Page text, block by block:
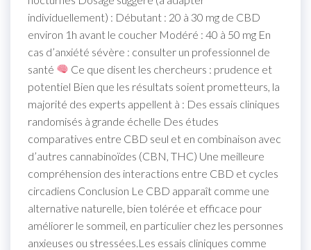
individuellement) : Débutant : 20 à 30 mg de CBD
environ 1h avant le coucher Modéré : 40 à 50 mg En
cas d’anxiété sévère : consulter un professionnel de
santé
Ce que disent les chercheurs : prudence et
potentiel Bien que les résultats soient prometteurs, la
majorité des experts appellent à : Des essais cliniques
randomisés à grande échelle Des études
comparatives entre CBD seul et en combinaison avec
d’autres cannabinoïdes (CBN, THC) Une meilleure
compréhension des interactions entre CBD et cycles
circadiens Conclusion Le CBD apparaît comme une
alternative naturelle, bien tolérée et efficace pour
améliorer le sommeil, en particulier chez les personnes
anxieuses ou stressées.Les essais cliniques comme